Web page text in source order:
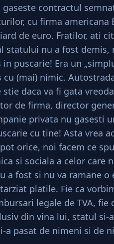
contractul
cu firma americana
de euro. Fratilor, ati
statului nu a fost demis,
puscarie! Era un
(mai) nimic.
daca va fi gata
de firma, director
privata nu gasesti
cu tine! Asta vrea
orice, noi facem ce
si sociala a celor care
a fost si nu va ramane o
platile. Fie ca
legale de TVA, fie
din vina lui, statul si-
pasat de nimeni si de